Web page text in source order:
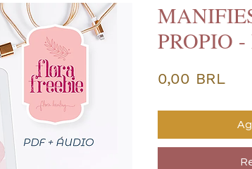
PROPIO
0,00 BRL